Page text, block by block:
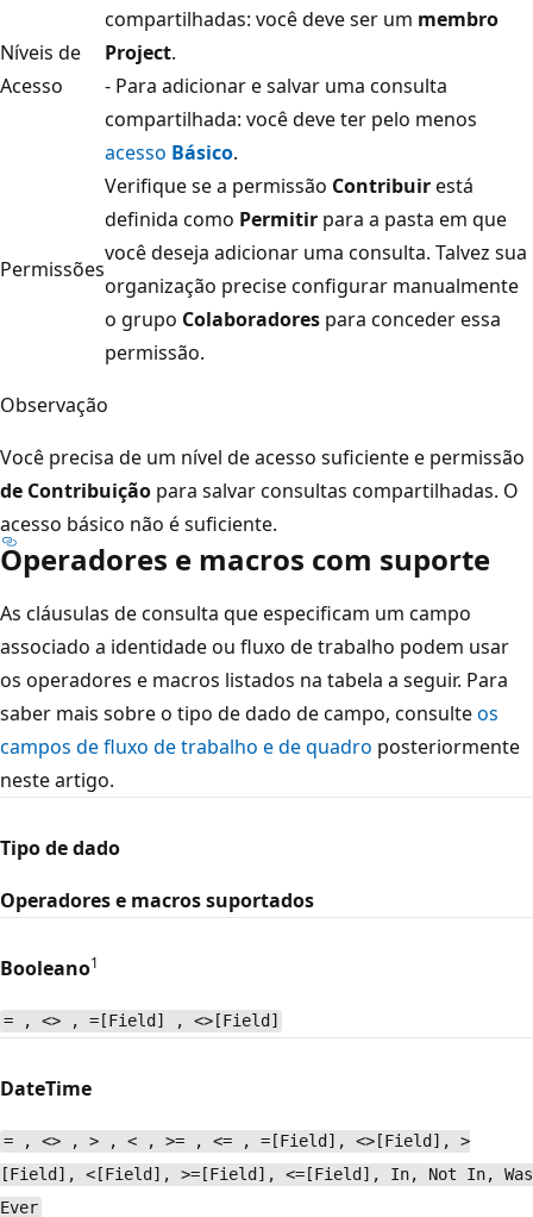
Níveis de
Acesso
compartilhadas: você deve ser um membro
Project.
- Para adicionar e salvar uma consulta
compartilhada: você deve ter pelo menos
acesso Básico.
Permissões
Verifique se a permissão Contribuirestá
definida como Permitir para a pasta em que
você deseja adicionar uma consulta. Talvez sua
organização precise configurar manualmente
o grupo Colaboradores para conceder essa
permissão.
Observação
Você precisa de um nível de acesso suficiente e permissão
de Contribuição para salvar consultas compartilhadas. O
acesso básico não é suficiente.
Operadores e macros com suporte
As cláusulas de consulta que especificam um campo
associado a identidade ou fluxo de trabalho podem usar
os operadores e macros listados na tabela a seguir. Para
saber mais sobre o tipo de dado de campo, consulteos
campos de fluxo de trabalho e de quadro posteriormente
neste artigo.
Tipo de dado
Operadores e macros suportados
Booleano1
= , <> , =[Field] , <>[Field]
DateTime
= , <> , > , < , >= , <= , =[Field], <>[Field], >
[Field], <[Field], >=[Field], <=[Field], In, Not In, Was
Ever